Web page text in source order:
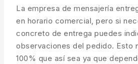
La empresa de mensajería
en horario comercial, pero si
concreto de entrega puedes
observaciones del pedido. Esto
100% que así sea ya que